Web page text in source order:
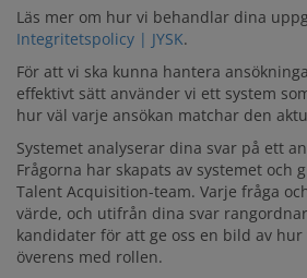
Läs mer om hur vi behandlar dina
Integritetspolicy | JYSK.
För att vi ska kunna hantera
effektivt sätt använder vi ett system
hur väl varje ansökan matchar den
Systemet analyserar dina svar på ett
Frågorna har skapats av systemet och
Talent Acquisition-team. Varje fråga
värde, och utifrån dina svar
kandidater för att ge oss en bild av
överens med rollen.